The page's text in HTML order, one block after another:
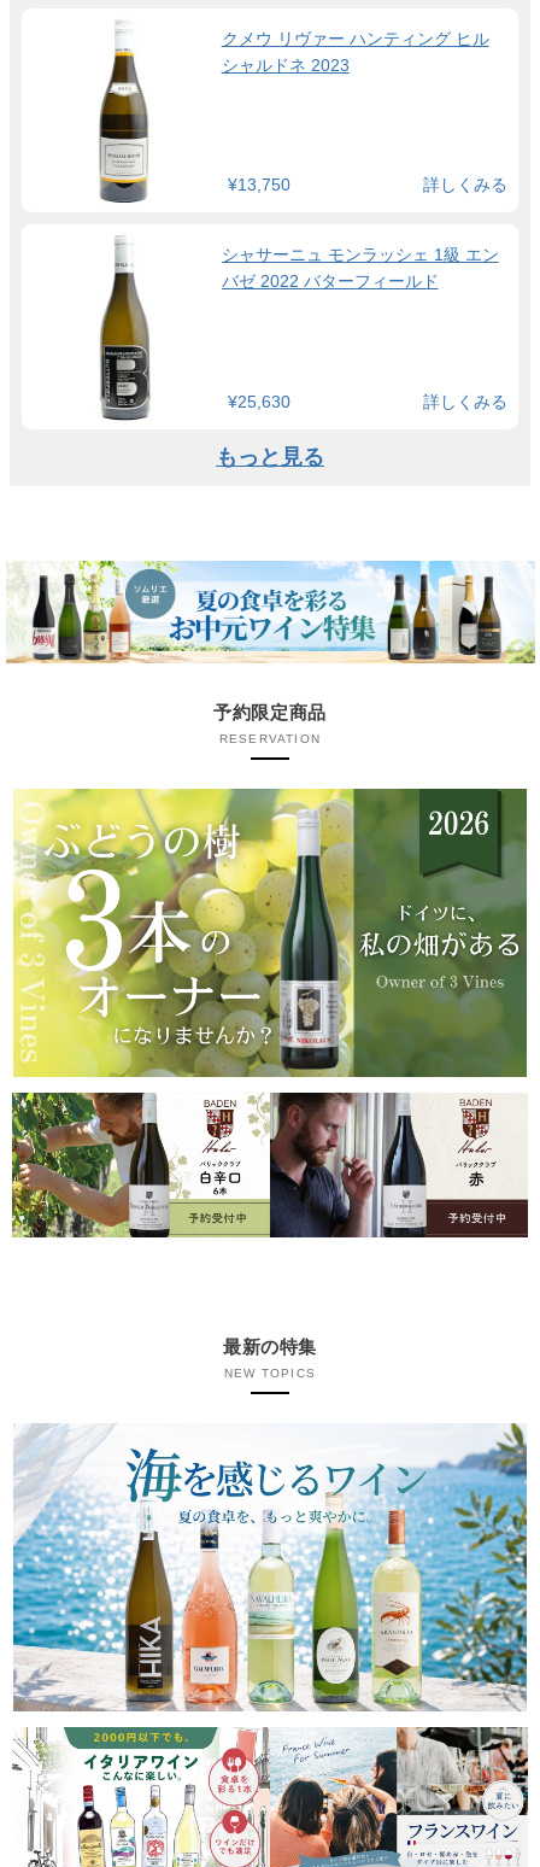
クメウ リヴァー ハンティング ヒル
シャルドネ 2023
¥13,750 詳しくみる
シャサーニュ モンラッシェ 1級 エン
バゼ 2022 バターフィールド
¥25,630 詳しくみる
もっと見る
予約限定商品
RESERVATION
最新の特集
NEW TOPICS